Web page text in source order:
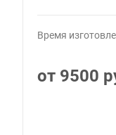
Время
от 9500